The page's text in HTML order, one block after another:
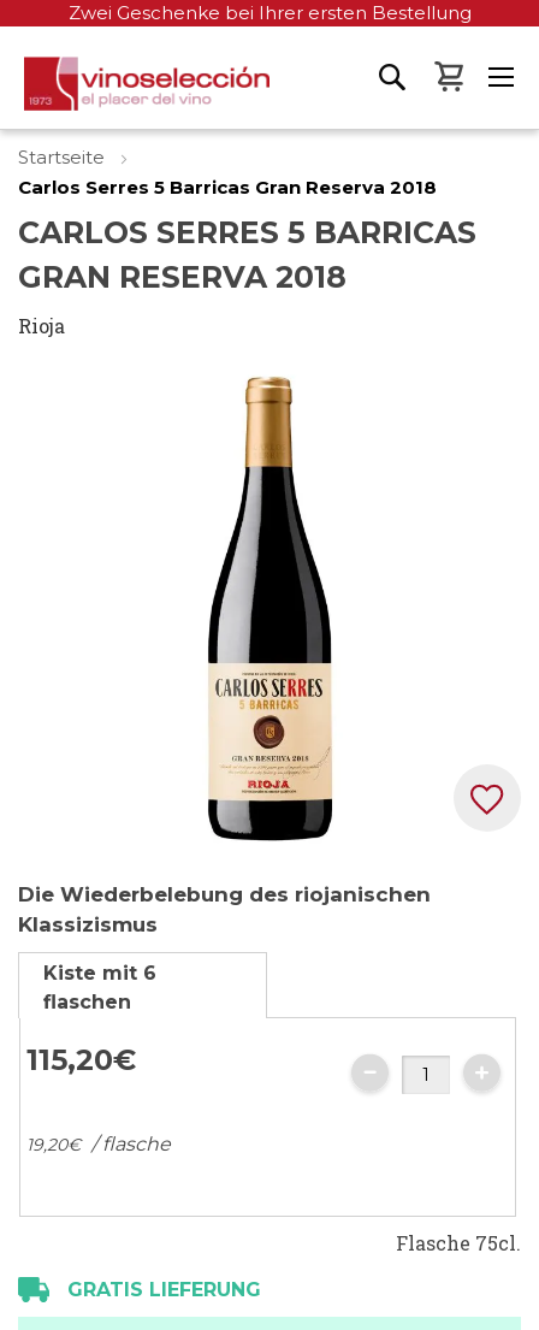
Zwei Geschenke bei Ihrer ersten Bestellung
Mein
Startseite
Carlos Serres 5 Barricas Gran Reserva 2018
CARLOS SERRES 5 BARRICAS
GRAN RESERVA 2018
Rioja
Anfang
der
Bildgalerie
springen
Die Wiederbelebung des riojanischen
Klassizismus
Kiste mit 6
flaschen
115,20€
19,20€ / flasche
Flasche 75cl.
GRATIS LIEFERUNG